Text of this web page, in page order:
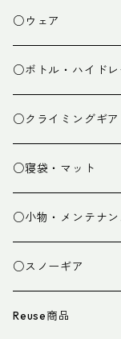
焚き火小物
○ウェア
ミドルレイヤー
ベースレイヤー
パンツ
グローブ
スパッツ・ゲイター
衣類小物
○ボトル・ハイドレ
○クライミングギア
○寝袋・マット
寝袋
マット
寝具小物
○小物・メンテナ
○スノーギア
Reuse商品